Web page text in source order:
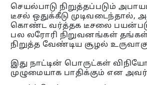
செயல்பாடு நிறுத்தப்படும்
டீசல் ஒதுக்கீடு முடிவடைந்தால்,
கொண்ட வர்த்தக டீசலை
பல லரோரி நிறுவனங்கள்
நிறுத்த வேண்டிய சூழல்
இது நாட்டின் பொருட்கள்
முழுமையாக பாதிக்கும் என அவர்